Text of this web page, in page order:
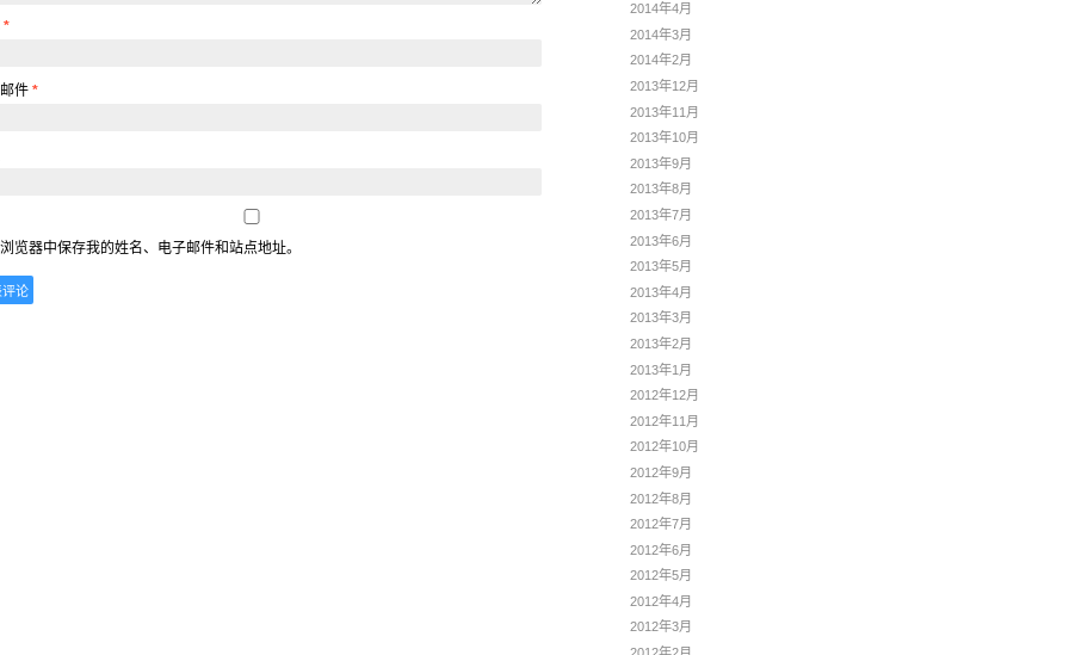
*
件 *
览器中保存我的姓名、电子邮件和站点地址。
2014年4月
2014年3月
2014年2月
2013年12月
2013年11月
2013年10月
2013年9月
2013年8月
2013年7月
2013年6月
2013年5月
2013年4月
2013年3月
2013年2月
2013年1月
2012年12月
2012年11月
2012年10月
2012年9月
2012年8月
2012年7月
2012年6月
2012年5月
2012年4月
2012年3月